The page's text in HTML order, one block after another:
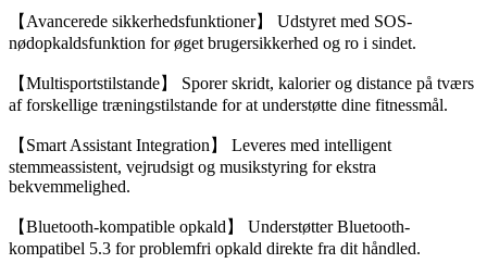
【Avancerede sikkerhedsfunktioner】 Udstyret med SOS-
nødopkaldsfunktion for øget brugersikkerhed og ro i sindet.
【Multisportstilstande】 Sporer skridt, kalorier og distance på tværs
af forskellige træningstilstande for at understøtte dine fitnessmål.
【Smart Assistant Integration】 Leveres med intelligent
stemmeassistent, vejrudsigt og musikstyring for ekstra
bekvemmelighed.
【Bluetooth-kompatible opkald】 Understøtter Bluetooth-
kompatibel 5.3 for problemfri opkald direkte fra dit håndled.